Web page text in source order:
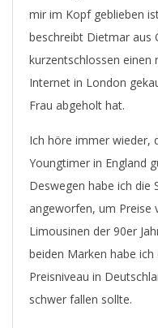
N
G
M
R
mir im Kopf geblieben
beschreibt Dietmar aus
kurzentschlossen einen
Internet in London
Frau abgeholt hat.
Ich höre immer wieder,
Youngtimer in England
Deswegen habe ich die
angeworfen, um Preise
Limousinen der 90er
beiden Marken habe
Preisniveau in
schwer fallen sollte.